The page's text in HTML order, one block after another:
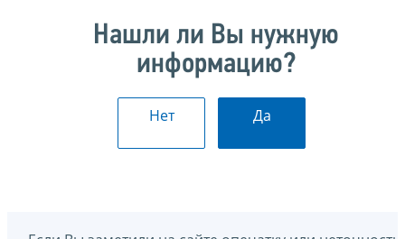
Нашли ли Вы нужную
информацию?
Нет Да